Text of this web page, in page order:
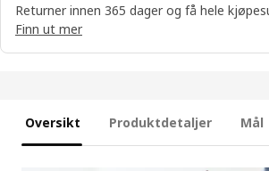
Returner innen 365 dager og få hele
Finn ut mer
Oversikt Produktdetaljer Mål